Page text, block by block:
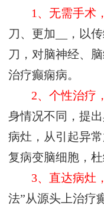
1、无需手术
刀、更加__，以
刀，对脑神经、
治疗癫痫病。
2、个性治疗
身情况不同，提
病灶，从引起异
复病变脑细胞，
3、直达病灶
法”从源头上治疗